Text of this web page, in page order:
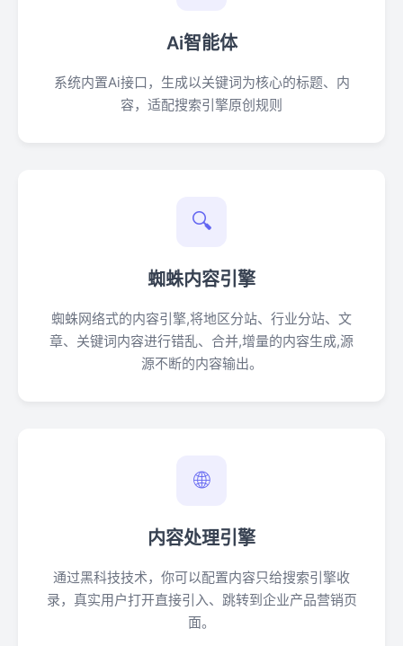
Ai智能体
系统内置Ai接口，生成以关键词为核心的标题、内
容，适配搜索引擎原创规则
🔍
蜘蛛内容引擎
蜘蛛网络式的内容引擎,将地区分站、行业分站、文
章、关键词内容进行错乱、合并,增量的内容生成,源
源不断的内容输出。
🌐
内容处理引擎
通过黑科技技术，你可以配置内容只给搜索引擎收
录，真实用户打开直接引入、跳转到企业产品营销页
面。